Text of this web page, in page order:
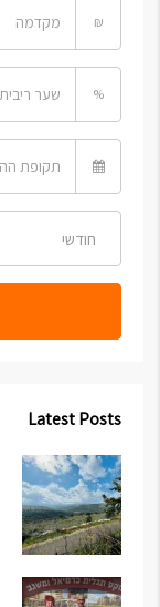
₪
%
חודשי
Latest Posts